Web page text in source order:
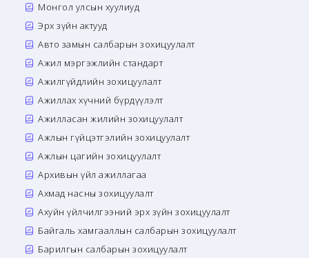
Монгол улсын хуулиуд
Эрх зүйн актууд
Авто замын салбарын зохицуулалт
Ажил мэргэжлийн стандарт
Ажилгүйдлийн зохицуулалт
Ажиллах хүчний бүрдүүлэлт
Ажилласан жилийн зохицуулалт
Ажлын гүйцэтгэлийн зохицуулалт
Ажлын цагийн зохицуулалт
Архивын үйл ажиллагаа
Ахмад насны зохицуулалт
Ахуйн үйлчилгээний эрх зүйн зохицуулалт
Байгаль хамгааллын салбарын зохицуулалт
Барилгын салбарын зохицуулалт